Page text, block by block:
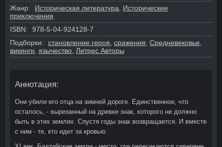
Жанр:
Историческая литература
Исторические
приключения
ISBN:
978-5-04-924128-7
Подборки:
становление героя сражения Средневековье
викинги язычество Литрес Авторы
Аннотация:
Они убили его отца на зимней дороге. Единственное, что
осталось, - вырезанный на древке знак, которого не должно
быть в этих землях. Спустя годы знак возвращается. И вместе
с ним - те, кто идет за кровью.